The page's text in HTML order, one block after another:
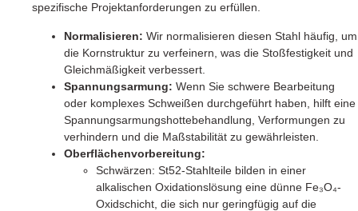
spezifische Projektanforderungen zu erfüllen.
Normalisieren: Wir normalisieren diesen Stahl häufig, um
die Kornstruktur zu verfeinern, was die Stoßfestigkeit und
Gleichmäßigkeit verbessert.
Spannungsarmung: Wenn Sie schwere Bearbeitung
oder komplexes Schweißen durchgeführt haben, hilft eine
Spannungsarmungshottebehandlung, Verformungen zu
verhindern und die Maßstabilität zu gewährleisten.
Oberflächenvorbereitung:
Schwärzen: St52-Stahlteile bilden in einer
alkalischen Oxidationslösung eine dünne Fe₃O₄-
Oxidschicht, die sich nur geringfügig auf die